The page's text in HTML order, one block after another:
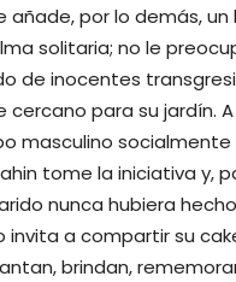
por lo demás,
solitaria; no le
de inocentes
cercano para su jardín.
masculino socialmente
tome la iniciativa y,
nunca hubiera
invita a compartir su
brindan,